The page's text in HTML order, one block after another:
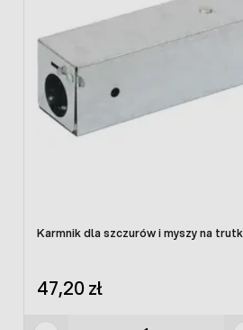
Karmnik dla szczurów i myszy na
47,20 zł